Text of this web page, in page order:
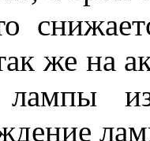
же на
лампы